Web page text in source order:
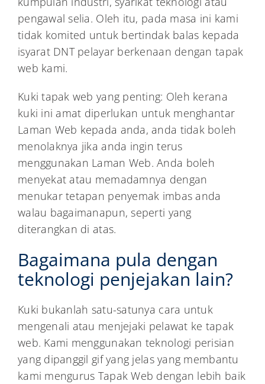
pengawal selia. Oleh itu, pada masa ini kami
tidak komited untuk bertindak balas kepada
isyarat DNT pelayar berkenaan dengan tapak
web kami.
Kuki tapak web yang penting: Oleh kerana
kuki ini amat diperlukan untuk menghantar
Laman Web kepada anda, anda tidak boleh
menolaknya jika anda ingin terus
menggunakan Laman Web. Anda boleh
menyekat atau memadamnya dengan
menukar tetapan penyemak imbas anda
walau bagaimanapun, seperti yang
diterangkan di atas.
Bagaimana pula dengan
teknologi penjejakan lain?
Kuki bukanlah satu-satunya cara untuk
mengenali atau menjejaki pelawat ke tapak
web. Kami menggunakan teknologi perisian
yang dipanggil gif yang jelas yang membantu
kami mengurus Tapak Web dengan lebih baik